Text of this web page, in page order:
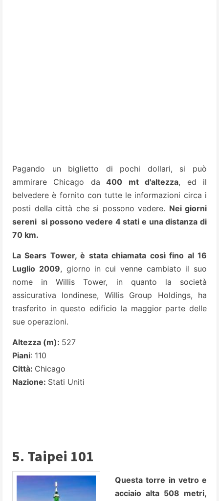
Pagando un biglietto di pochi dollari, si può
ammirare Chicago da 400 mt d'altezza, ed il
belvedere è fornito con tutte le informazioni circa i
posti della città che si possono vedere. Nei giorni
sereni si possono vedere 4 stati e una distanza di
70 km.
La Sears Tower, è stata chiamata così fino al 16
Luglio 2009, giorno in cui venne cambiato il suo
nome in Willis Tower, in quanto la società
assicurativa londinese, Willis Group Holdings, ha
trasferito in questo edificio la maggior parte delle
sue operazioni.
Altezza (m): 527
Piani: 110
Città: Chicago
Nazione: Stati Uniti
5. Taipei 101
Questa torre in vetro e
acciaio alta 508 metri,